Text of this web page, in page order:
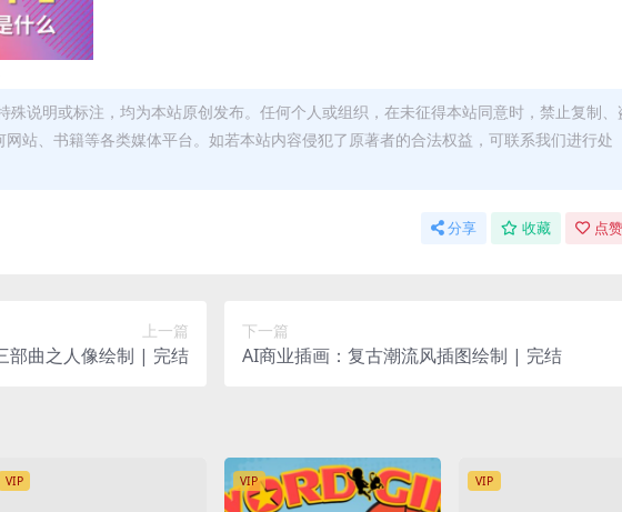
殊说明或标注，均为本站原创发布。任何个人或组织，在未征得本站同意时，禁止复制、
站、书籍等各类媒体平台。如若本站内容侵犯了原著者的合法权益，可联系我们进行处
分享 收藏 点
上一篇
部曲之人像绘制 | 完结
下一篇
AI商业插画：复古潮流风插图绘制 | 完结
VIP VIP VIP